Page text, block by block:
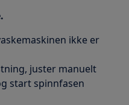
ikke er
juster manuelt
start spinnfasen